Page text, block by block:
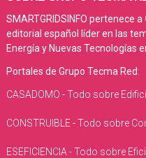
SMARTGRIDSINFO pertenece a
editorial español líder en las
Energía y Nuevas Tecnologías
Portales de Grupo Tecma Red:
CASADOMO - Todo sobre
CONSTRUIBLE - Todo sobre
ESEFICIENCIA - Todo sobre